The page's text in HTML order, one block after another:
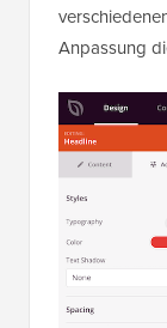
Anpassung